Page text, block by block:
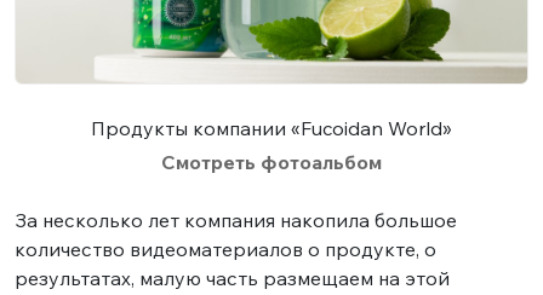
Продукты компании «Fucoidan World»
Смотреть фотоальбом
За несколько лет компания накопила большое
количество видеоматериалов о продукте, о
результатах, малую часть размещаем на этой